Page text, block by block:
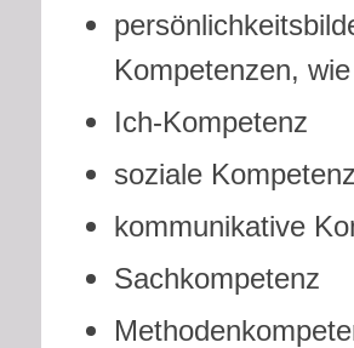
Kompetenzen, wie
Ich-Kompetenz
soziale Kompetenz
kommunikative
Sachkompetenz